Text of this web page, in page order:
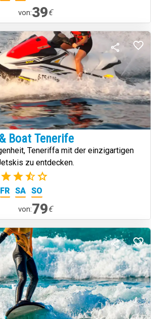
von:39€
Boat Tenerife
Teneriffa mit der einzigartigen
zu entdecken.
(2)
FR SA SO
von:79€